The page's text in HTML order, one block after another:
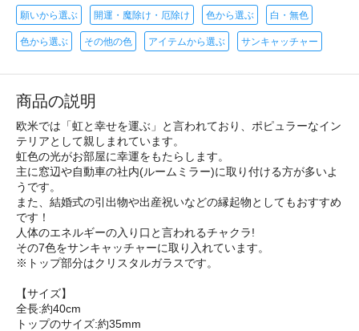
願いから選ぶ 開運・魔除け・厄除け 色から選ぶ 白・無色
色から選ぶ その他の色 アイテムから選ぶ サンキャッチャー
商品の説明
欧米では「虹と幸せを運ぶ」と言われており、ポピュラーなイン
テリアとして親しまれています。
虹色の光がお部屋に幸運をもたらします。
主に窓辺や自動車の社内(ルームミラー)に取り付ける方が多いよ
うです。
また、結婚式の引出物や出産祝いなどの縁起物としてもおすすめ
です！
人体のエネルギーの入り口と言われるチャクラ!
その7色をサンキャッチャーに取り入れています。
※トップ部分はクリスタルガラスです。
【サイズ】
全長:約40cm
トップのサイズ:約35mm